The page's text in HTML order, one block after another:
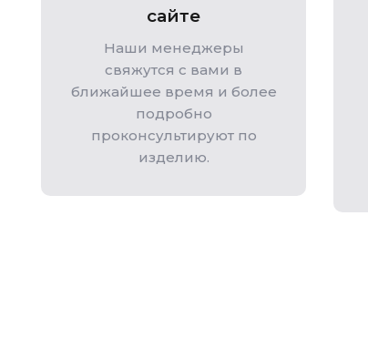
сайте
Наши менеджеры
свяжутся с вами в
ближайшее время и более
подробно
проконсультируют по
изделию.